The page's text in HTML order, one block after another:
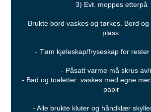
3) Evt. moppes etterpå
- Brukte bord vaskes og tørkes. Bord og
plass.
- Tøm kjøleskap/fryseskap for
- Påsatt varme må skrus av/
- Bad og toaletter: vaskes med egne
papir
- Alle brukte kluter og håndklær